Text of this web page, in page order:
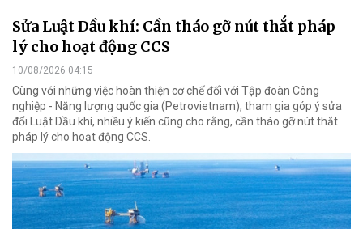
Sửa Luật Dầu khí: Cần tháo gỡ nút thắt pháp
lý cho hoạt động CCS
10/08/2026 04:15
Cùng với những việc hoàn thiện cơ chế đối với Tập đoàn Công
nghiệp - Năng lượng quốc gia (Petrovietnam), tham gia góp ý sửa
đổi Luật Dầu khí, nhiều ý kiến cũng cho rằng, cần tháo gỡ nút thắt
pháp lý cho hoạt động CCS.